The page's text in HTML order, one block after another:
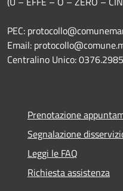
PEC:
Email:
Centralino Unico:
Prenotazione
Segnalazione
Leggi le FAQ
Richiesta assistenza